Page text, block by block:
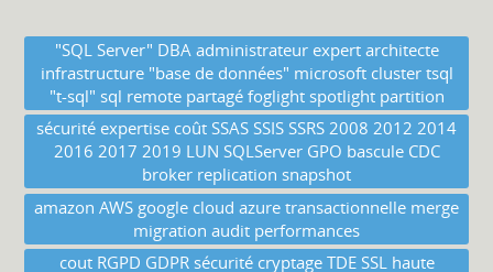
"SQL Server" DBA administrateur expert architecte
infrastructure "base de données" microsoft cluster tsql
"t-sql" sql remote partagé foglight spotlight partition
sécurité expertise coût SSAS SSIS SSRS 2008 2012 2014
2016 2017 2019 LUN SQLServer GPO bascule CDC
broker replication snapshot
amazon AWS google cloud azure transactionnelle merge
migration audit performances
cout RGPD GDPR sécurité cryptage TDE SSL haute